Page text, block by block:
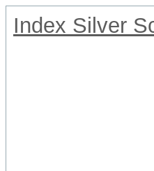
Index Silver